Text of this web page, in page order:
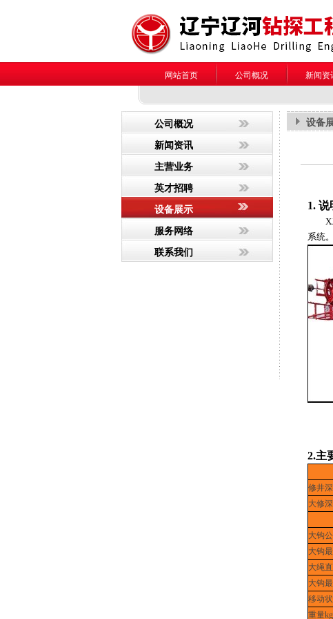
网站首页 公司概况 新闻资
公司概况
新闻资讯
主营业务
英才招聘
设备展示
服务网络
联系我们
设备
1. 说
系统
2.主
修井
大修
大钩
大钩
大绳
大钩
移动
重量kg